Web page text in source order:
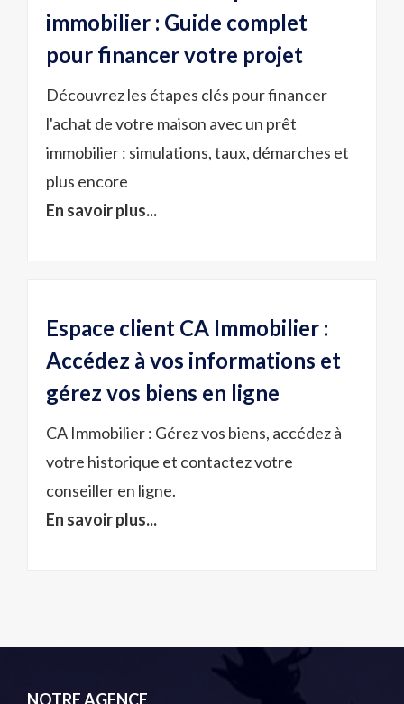
immobilier : Guide complet
pour financer votre projet
Découvrez les étapes clés pour financer
l'achat de votre maison avec un prêt
immobilier : simulations, taux, démarches et
plus encore
En savoir plus...
Espace client CA Immobilier :
Accédez à vos informations et
gérez vos biens en ligne
CA Immobilier : Gérez vos biens, accédez à
votre historique et contactez votre
conseiller en ligne.
En savoir plus...
NOTRE AGENCE